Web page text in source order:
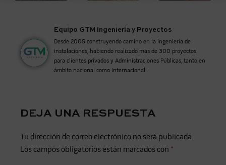
Equipo GTM Ingeniería y Proyectos
Desde 2005 construyendo camino en la ingeniería de
instalaciones, habiendo realizado más de 300 proyectos
para clientes privados y Administraciones Públicas, tanto en
ámbito nacional como internacional.
DEJA UNA RESPUESTA
Tu dirección de correo electrónico no será publicada.
Los campos obligatorios están marcados con *